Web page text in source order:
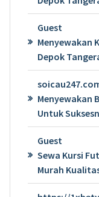
Guest
Menyewakan
Depok
Menyewakan
Untuk
Guest
Sewa Kursi
Murah